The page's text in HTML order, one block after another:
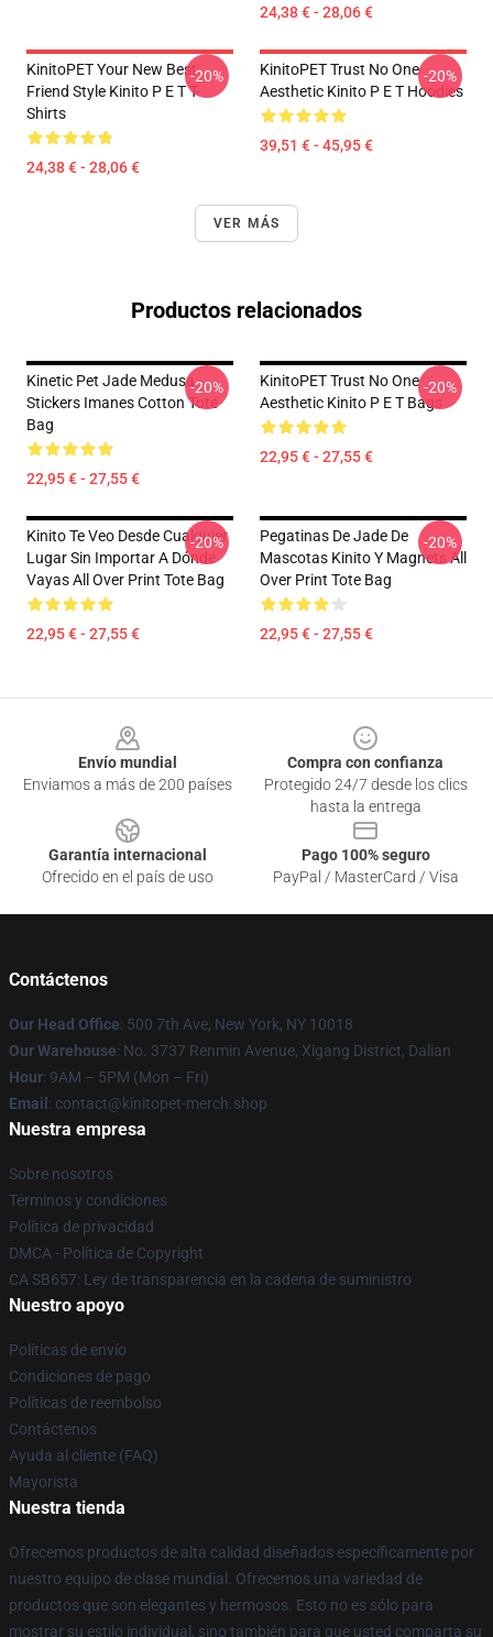
24,38 € - 28,06 €
KinitoPET Your New Best
Friend Style Kinito P E T T-
Shirts
24,38 € - 28,06 €
-20%
KinitoPET Trust No One
Aesthetic Kinito P E T Hoodies
39,51 € - 45,95 €
-20%
VER MÁS
Productos relacionados
Kinetic Pet Jade Medusa
Stickers Imanes Cotton Tote
Bag
22,95 € - 27,55 €
-20%
KinitoPET Trust No One
Aesthetic Kinito P E T Bags
22,95 € - 27,55 €
-20%
Kinito Te Veo Desde Cualquier
Lugar Sin Importar A Dónde
Vayas All Over Print Tote Bag
22,95 € - 27,55 €
-20%
Pegatinas De Jade De
Mascotas Kinito Y Magnets All
Over Print Tote Bag
22,95 € - 27,55 €
-20%
Envío mundial
Enviamos a más de 200 países
Compra con confianza
Protegido 24/7 desde los clics
hasta la entrega
Garantía internacional
Ofrecido en el país de uso
Pago 100% seguro
PayPal / MasterCard / Visa
Contáctenos
Our Head Office: 500 7th Ave, New York, NY 10018
Our Warehouse: No. 3737 Renmin Avenue, Xigang District, Dalian
Hour: 9AM – 5PM (Mon – Fri)
Email : contact@kinitopet-merch.shop
Nuestra empresa
Sobre nosotros
Términos y condiciones
Política de privacidad
DMCA - Política de Copyright
CA SB657: Ley de transparencia en la cadena de suministro
Nuestro apoyo
Políticas de envío
Condiciones de pago
Políticas de reembolso
Contáctenos
Ayuda al cliente (FAQ)
Mayorista
Nuestra tienda
Ofrecemos productos de alta calidad diseñados específicamente por
nuestro equipo de clase mundial. Ofrecemos una variedad de
productos que son elegantes y hermosos. Esto no es sólo para
mostrar su estilo individual, sino también para que usted comparta su